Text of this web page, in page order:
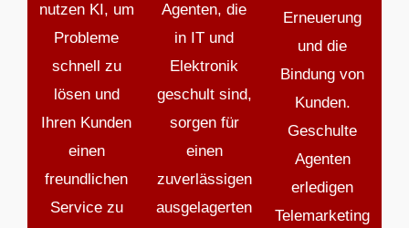
nutzen KI, um
Probleme
schnell zu
lösen und
Ihren Kunden
einen
freundlichen
Service zu
Agenten, die
in IT und
Elektronik
geschult sind,
sorgen für
einen
zuverlässigen
ausgelagerten
Erneuerung
und die
Bindung von
Kunden.
Geschulte
Agenten
erledigen
Telemarketing